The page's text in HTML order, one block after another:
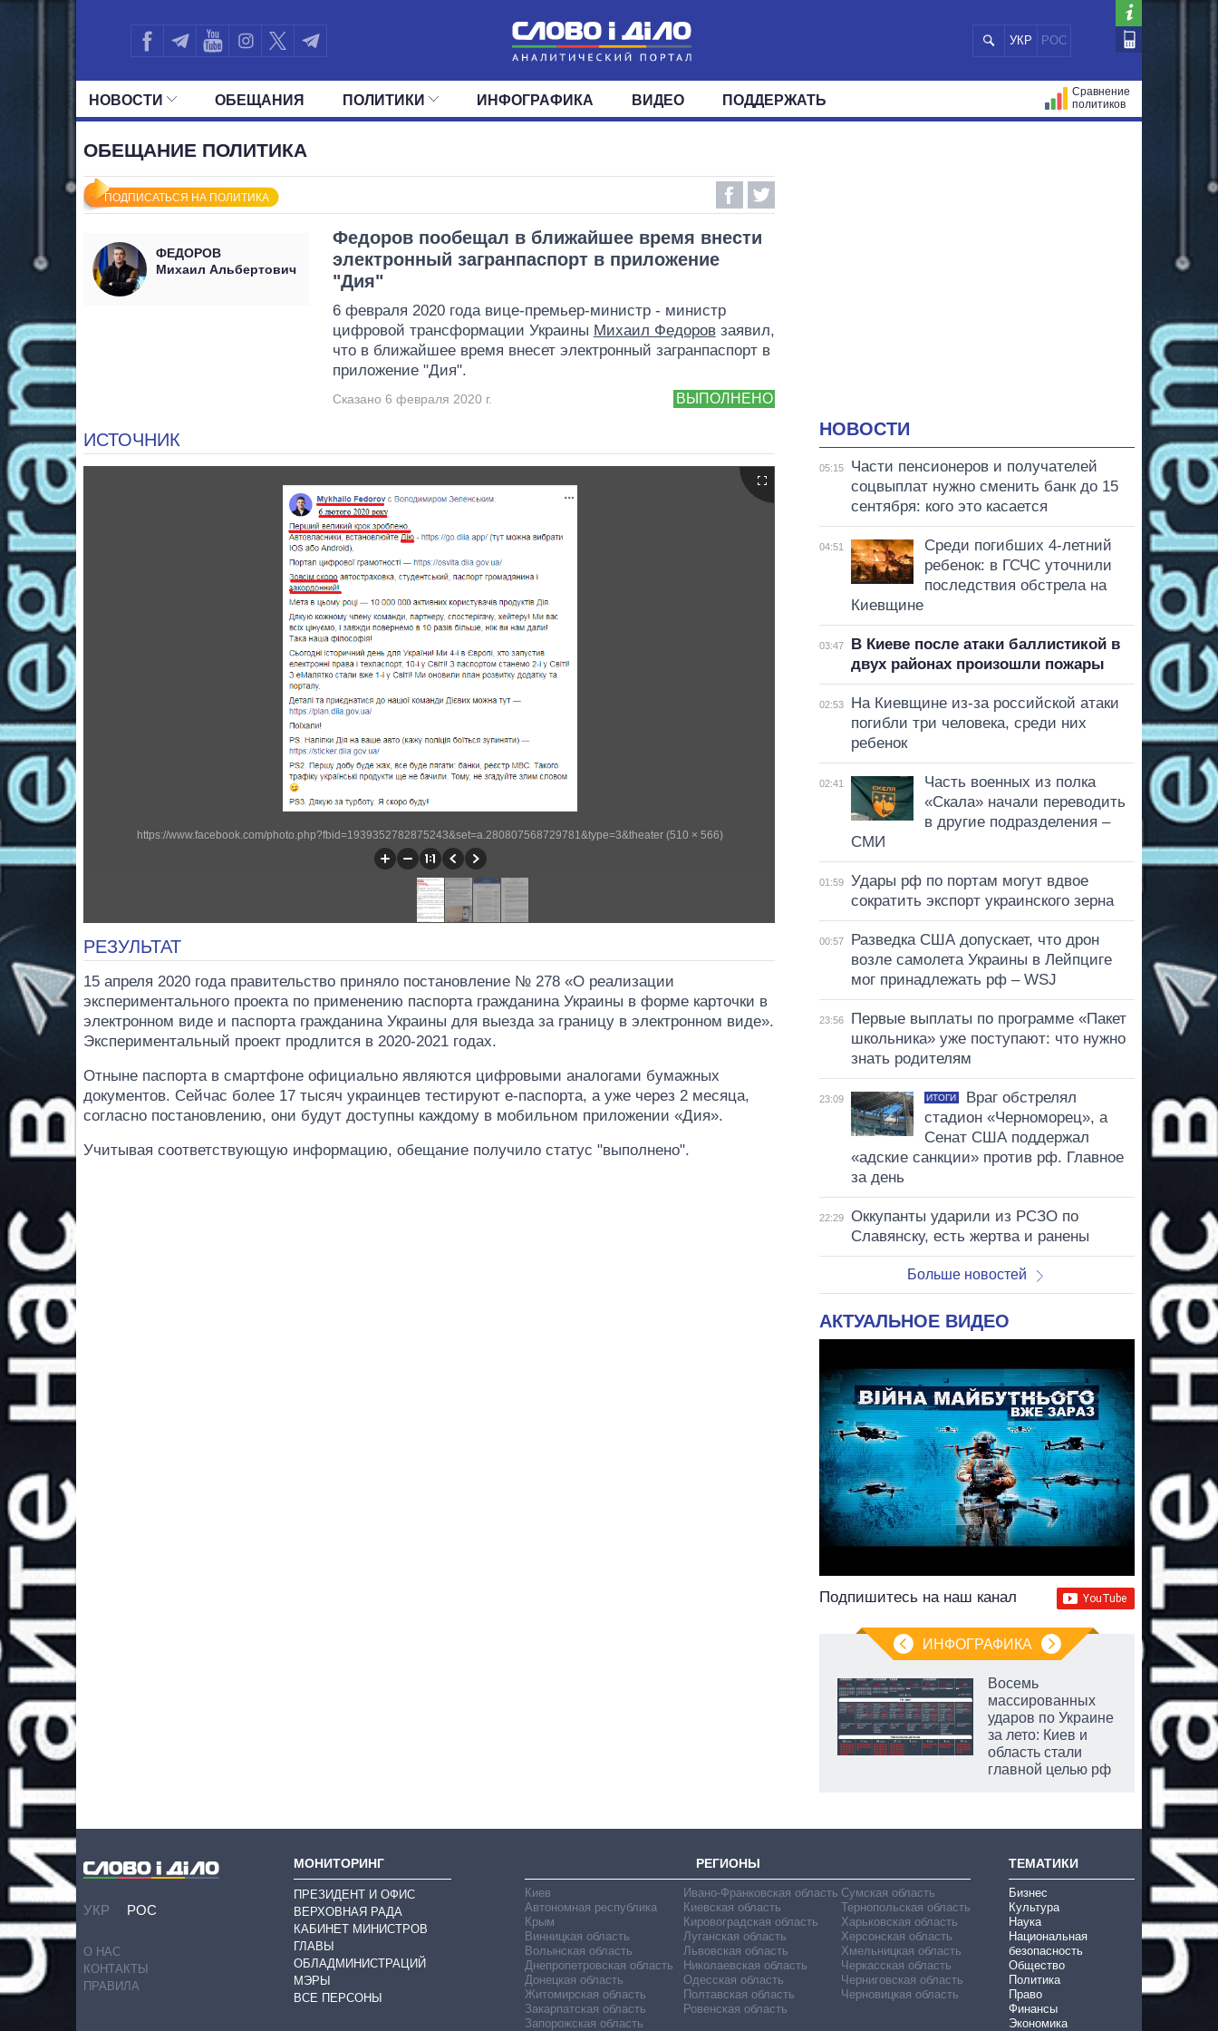
УКР РОС
НОВОСТИ
МИР
ОБЕЩАНИЯ ПОЛИТИКИ
ОКРУГА
ИНФОГРАФИКА ВИДЕО ПОДДЕРЖАТЬ
Сравнение
политиков
ОБЕЩАНИЕ ПОЛИТИКА
ПОДПИСАТЬСЯ НА ПОЛИТИКА
ФЕДОРОВ
Михаил Альбертович
Федоров пообещал в ближайшее время внести
электронный загранпаспорт в приложение
"Дия"
6 февраля 2020 года вице-премьер-министр - министр
цифровой трансформации Украины Михаил Федоровзаявил,
что в ближайшее время внесет электронный загранпаспорт в
приложение "Дия".
ВЫПОЛНЕНО
Сказано 6 февраля 2020 г.
ИСТОЧНИК
https://www.facebook.com/photo.php?fbid=1939352782875243&set=a.280807568729781&type=3&theater (510 × 566)
РЕЗУЛЬТАТ
15 апреля 2020 года правительство приняло постановление № 278 «О реализации
экспериментального проекта по применению паспорта гражданина Украины в форме карточки в
электронном виде и паспорта гражданина Украины для выезда за границу в электронном виде».
Экспериментальный проект продлится в 2020-2021 годах.
Отныне паспорта в смартфоне официально являются цифровыми аналогами бумажных
документов. Сейчас более 17 тысяч украинцев тестируют е-паспорта, а уже через 2 месяца,
согласно постановлению, они будут доступны каждому в мобильном приложении «Дия».
Учитывая соответствующую информацию, обещание получило статус "выполнено".
НОВОСТИ
05:15
Части пенсионеров и получателей
соцвыплат нужно сменить банк до 15
сентября: кого это касается
04:51
Среди погибших 4-летний
ребенок: в ГСЧС уточнили
последствия обстрела на
Киевщине
03:47
В Киеве после атаки баллистикой в
двух районах произошли пожары
02:53
На Киевщине из-за российской атаки
погибли три человека, среди них
ребенок
02:41
Часть военных из полка
«Скала» начали переводить
в другие подразделения –
СМИ
01:59
Удары рф по портам могут вдвое
сократить экспорт украинского зерна
00:57
Разведка США допускает, что дрон
возле самолета Украины в Лейпциге
мог принадлежать рф – WSJ
23:56
Первые выплаты по программе «Пакет
школьника» уже поступают: что нужно
знать родителям
23:09 ИТОГИ
Враг обстрелял
стадион «Черноморец», а
Сенат США поддержал
«адские санкции» против рф. Главное
за день
22:29
Оккупанты ударили из РСЗО по
Славянску, есть жертва и ранены
Больше новостей
АКТУАЛЬНОЕ ВИДЕО
Подпишитесь на наш канал
ИНФОГРАФИКА
Восемь
массированных
ударов по Украине
за лето: Киев и
область стали
главной целью рф
УКР РОС
О НАС
КОНТАКТЫ
ПРАВИЛА
МОНИТОРИНГ
ПРЕЗИДЕНТ И ОФИС
ВЕРХОВНАЯ РАДА
КАБИНЕТ МИНИСТРОВ
ГЛАВЫ
ОБЛАДМИНИСТРАЦИЙ
МЭРЫ
ВСЕ ПЕРСОНЫ
РЕГИОНЫ
Киев
Автономная республика
Крым
Винницкая область
Волынская область
Днепропетровская область
Донецкая область
Житомирская область
Закарпатская область
Запорожская область
Ивано-Франковская область
Киевская область
Кировоградская область
Луганская область
Львовская область
Николаевская область
Одесская область
Полтавская область
Ровенская область
Сумская область
Тернопольская область
Харьковская область
Херсонская область
Хмельницкая область
Черкасская область
Черниговская область
Черновицкая область
ТЕМАТИКИ
Бизнес
Культура
Наука
Национальная
безопасность
Общество
Политика
Право
Финансы
Экономика